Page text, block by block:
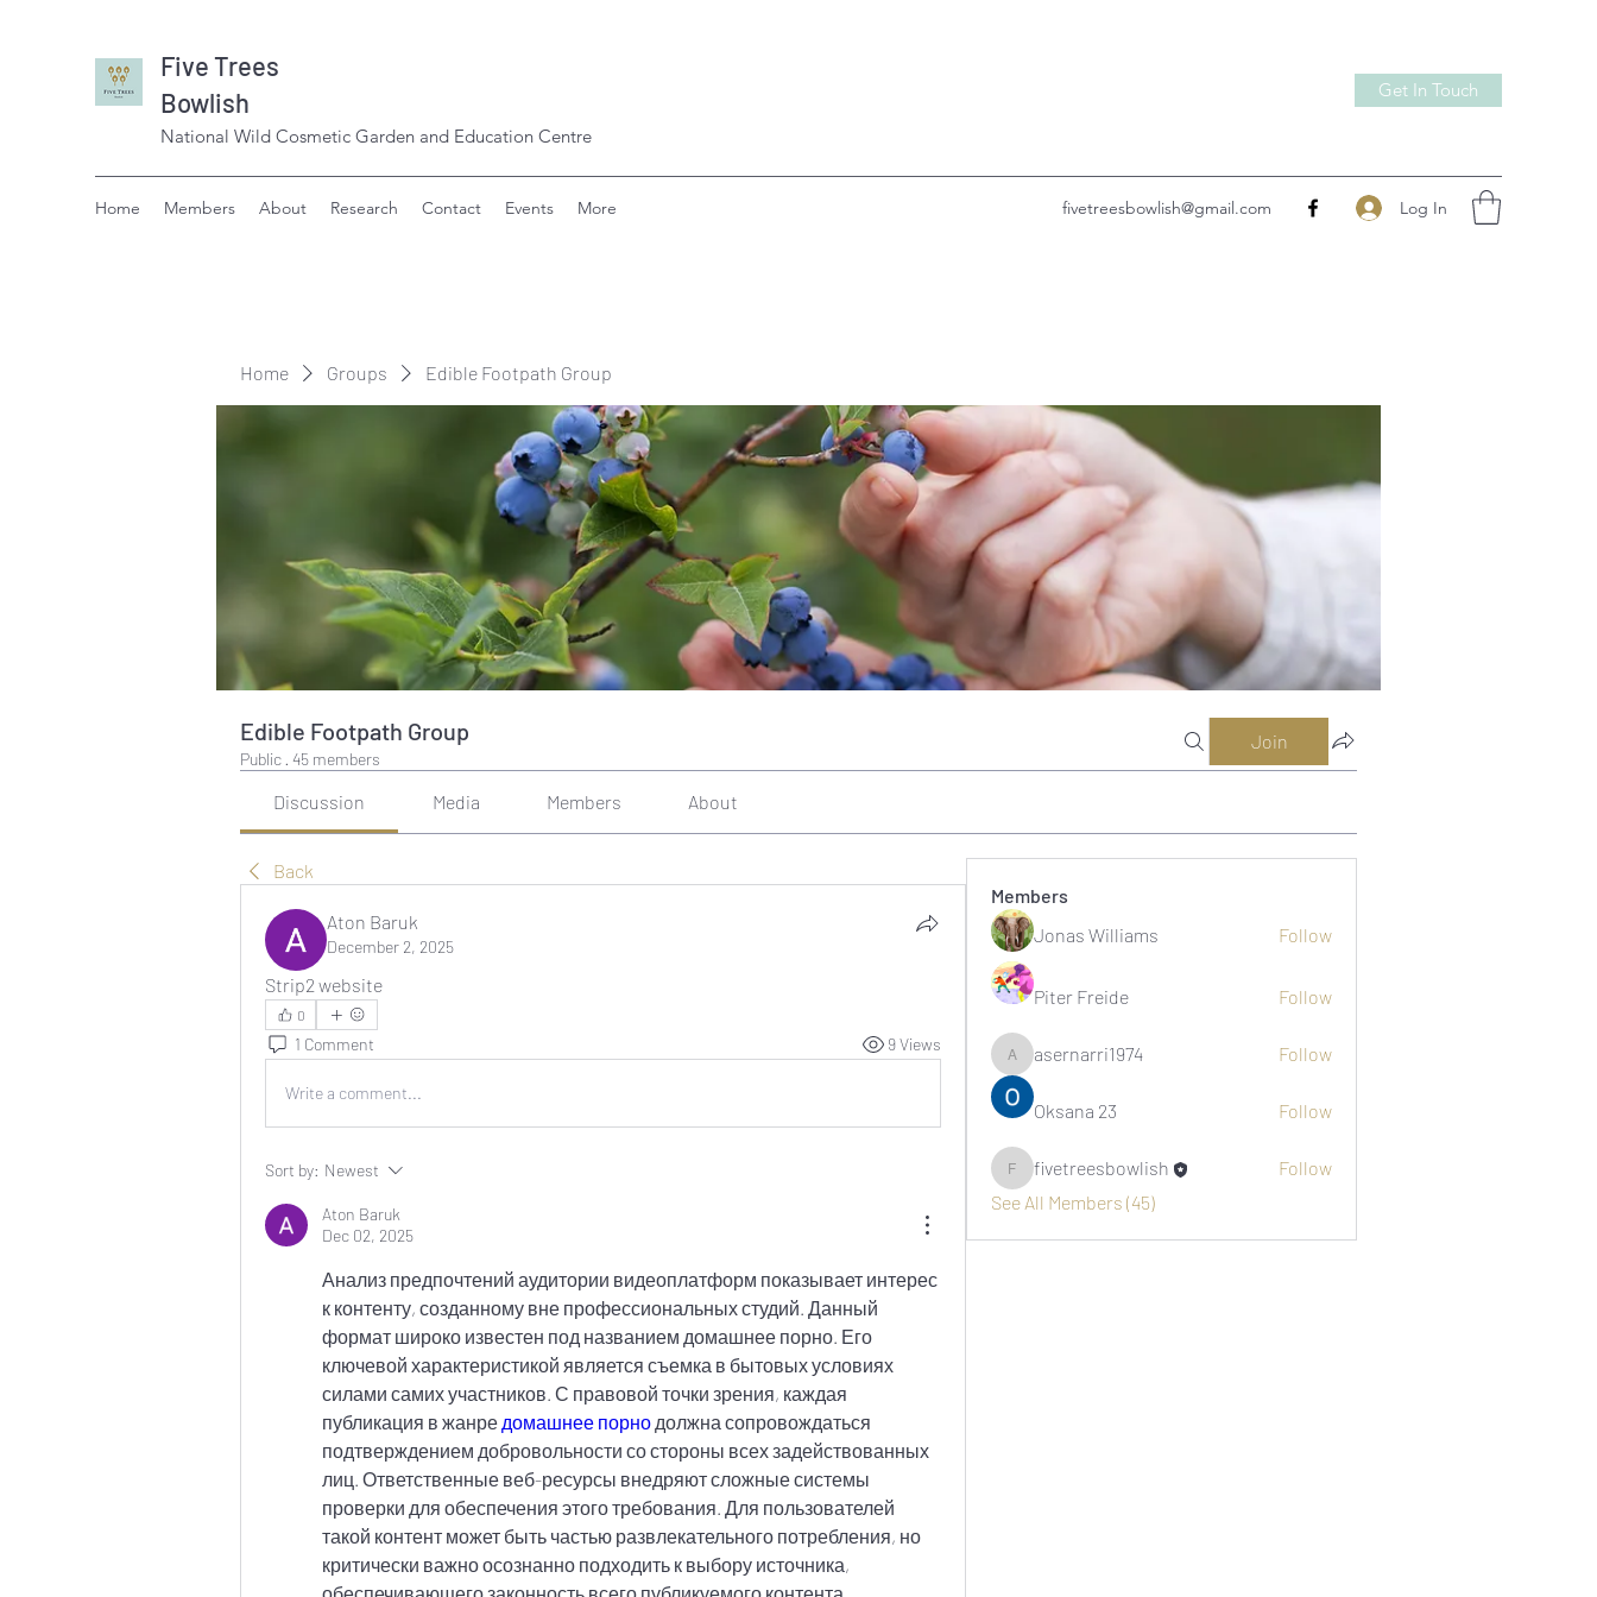
Five Trees
Bowlish
National Wild Cosmetic Garden and Education Centre
Get In Touch
Home Members About Research Contact Events More fivetreesbowlish@gmail.com Log In
Home Groups Edible Footpath Group
Edible Footpath Group
Public · 45 members
Join
Discussion Media Members About
Back
Aton Baruk
December 2, 2025
Strip2 website
0
1 Comment 9 Views
Write a comment...
Sort by: Newest
Aton Baruk
Dec 02, 2025
Анализ предпочтений аудитории видеоплатформ показывает интерес
к контенту, созданному вне профессиональных студий. Данный
формат широко известен под названием домашнее порно. Его
ключевой характеристикой является съемка в бытовых условиях
силами самих участников. С правовой точки зрения, каждая
публикация в жанре домашнее порно должна сопровождаться
подтверждением добровольности со стороны всех задействованных
лиц. Ответственные веб-ресурсы внедряют сложные системы
проверки для обеспечения этого требования. Для пользователей
такой контент может быть частью развлекательного потребления, но
критически важно осознанно подходить к выбору источника,
обеспечивающего законность всего публикуемого контента.
Members
Jonas Williams
Follow
Piter Freide Follow
asernarri1974
asernarri1974 Follow
Oksana 23 Follow
fivetreesbowlish
fivetreesbowlish
Follow
See All Members (45)